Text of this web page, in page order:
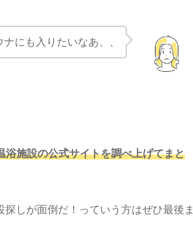
にも入りたいなあ、、
施設の公式サイトを調べ上げてまと
しが面倒だ！っていう方はぜひ最後ま